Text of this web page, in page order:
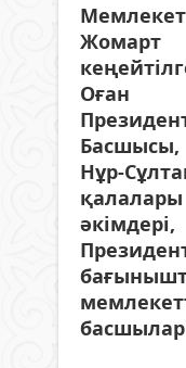
Жомарт
Оған
Нұр-